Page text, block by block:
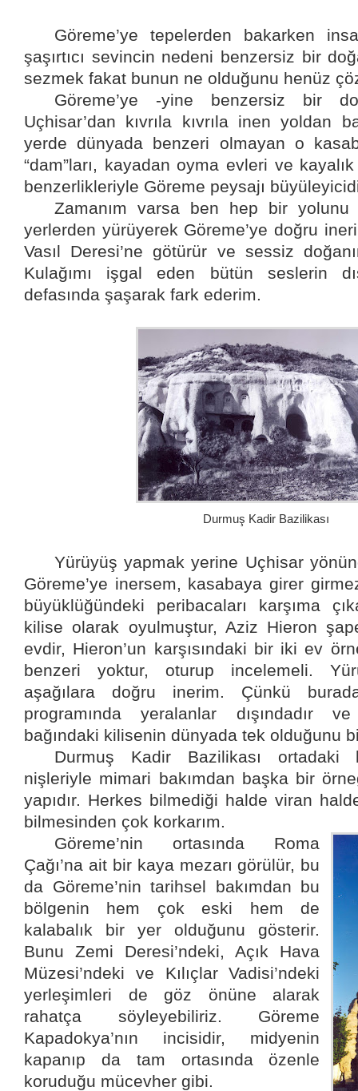
Göreme’ye tepelerden bakarken
şaşırtıcı sevincin nedeni benzersiz bir
sezmek fakat bunun ne olduğunu henüz
Göreme’ye -yine benzersiz bir
Uçhisar’dan kıvrıla kıvrıla inen yoldan
yerde dünyada benzeri olmayan o
“dam”ları, kayadan oyma evleri ve
benzerlikleriyle Göreme peysajı
Zamanım varsa ben hep bir yolunu
yerlerden yürüyerek Göreme’ye doğru
Vasıl Deresi’ne götürür ve sessiz
Kulağımı işgal eden bütün seslerin
defasında şaşarak fark ederim.
Durmuş Kadir Bazilikası
Yürüyüş yapmak yerine Uçhisar
Göreme’ye inersem, kasabaya girer
büyüklüğündeki peribacaları karşıma
kilise olarak oyulmuştur, Aziz Hieron
evdir, Hieron’un karşısındaki bir iki ev
benzeri yoktur, oturup incelemeli.
aşağılara doğru inerim. Çünkü
programında yeralanlar dışındadır
bağındaki kilisenin dünyada tek olduğunu
Durmuş Kadir Bazilikası ortadaki
nişleriyle mimari bakımdan başka bir
yapıdır. Herkes bilmediği halde viran
bilmesinden çok korkarım.
Göreme’nin ortasında Roma
Çağı’na ait bir kaya mezarı görülür, bu
da Göreme’nin tarihsel bakımdan bu
bölgenin hem çok eski hem de
kalabalık bir yer olduğunu gösterir.
Bunu Zemi Deresi’ndeki, Açık Hava
Müzesi’ndeki ve Kılıçlar Vadisi’ndeki
yerleşimleri de göz önüne alarak
rahatça söyleyebiliriz. Göreme
Kapadokya’nın incisidir, midyenin
kapanıp da tam ortasında özenle
koruduğu mücevher gibi.